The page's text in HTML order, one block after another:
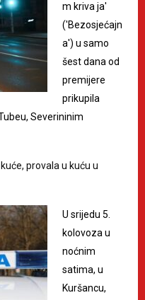
m kriva ja'
('Bezosjećajn
a') u samo
šest dana od
premijere
prikupila
Severininim
provala u kuću u
U srijedu 5.
kolovoza u
noćnim
satima, u
Kuršancu,